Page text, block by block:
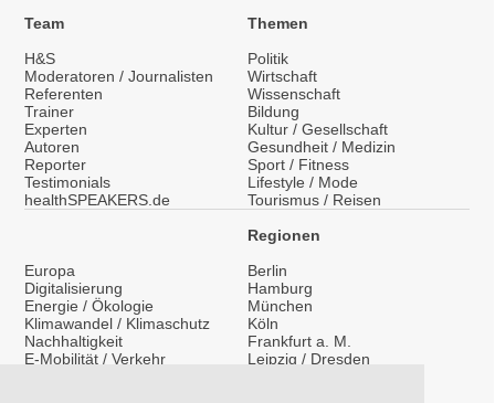
Team
H&S
Moderatoren / Journalisten
Referenten
Trainer
Experten
Autoren
Reporter
Testimonials
healthSPEAKERS.de
Themen
Politik
Wirtschaft
Wissenschaft
Bildung
Kultur / Gesellschaft
Gesundheit / Medizin
Sport / Fitness
Lifestyle / Mode
Tourismus / Reisen
Europa
Digitalisierung
Energie / Ökologie
Klimawandel / Klimaschutz
Nachhaltigkeit
E-Mobilität / Verkehr
Regionen
Berlin
Hamburg
München
Köln
Frankfurt a. M.
Leipzig / Dresden